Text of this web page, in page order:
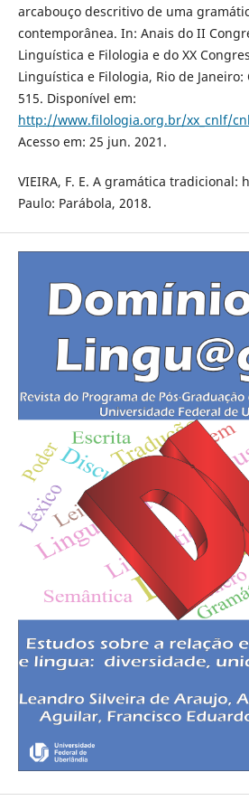
arcabouço descritivo de uma
contemporânea. In: Anais do II
Linguística e Filologia e do XX
Linguística e Filologia, Rio de Janeiro:
515. Disponível em:
http://www.filologia.org.br/xx_cnlf/
Acesso em: 25 jun. 2021.
VIEIRA, F. E. A gramática tradicional:
Paulo: Parábola, 2018.